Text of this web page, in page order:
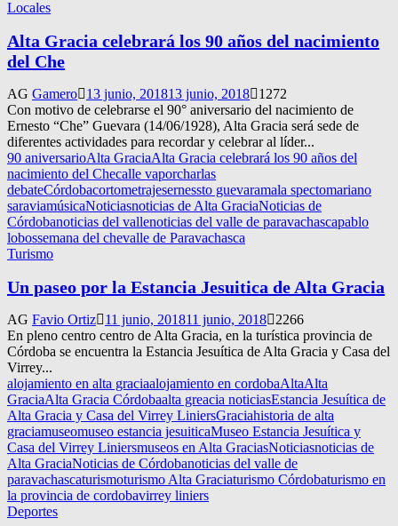
Locales
Alta Gracia celebrará los 90 años del nacimiento
del Che
AG Gamero 13 junio, 201813 junio, 2018
1272
Con motivo de celebrarse el 90° aniversario del nacimiento de
Ernesto “Che” Guevara (14/06/1928), Alta Gracia será sede de
diferentes actividades para recordar y celebrar al líder...
90 aniversarioAlta GraciaAlta Gracia celebrará los 90 años del
nacimiento del Checalle vaporcharlas
debateCórdobacortometrajesernessto guevaramala spectomariano
saraviamúsicaNoticiasnoticias de Alta GraciaNoticias de
Córdobanoticias del vallenoticias del valle de paravachascapablo
lobossemana del chevalle de Paravachasca
Turismo
Un paseo por la Estancia Jesuitica de Alta Gracia
AG Favio Ortiz 11 junio, 201811 junio, 2018 2266
En pleno centro centro de Alta Gracia, en la turística provincia de
Córdoba se encuentra la Estancia Jesuítica de Alta Gracia y Casa del
Virrey...
alojamiento en alta graciaalojamiento en cordobaAltaAlta
GraciaAlta Gracia Córdobaalta greacia noticiasEstancia Jesuítica de
Alta Gracia y Casa del Virrey LiniersGraciahistoria de alta
graciamuseomuseo estancia jesuiticaMuseo Estancia Jesuítica y
Casa del Virrey Liniersmuseos en Alta GraciasNoticiasnoticias de
Alta GraciaNoticias de Córdobanoticias del valle de
paravachascaturismoturismo Alta Graciaturismo Córdobaturismo en
la provincia de cordobavirrey liniers
Deportes